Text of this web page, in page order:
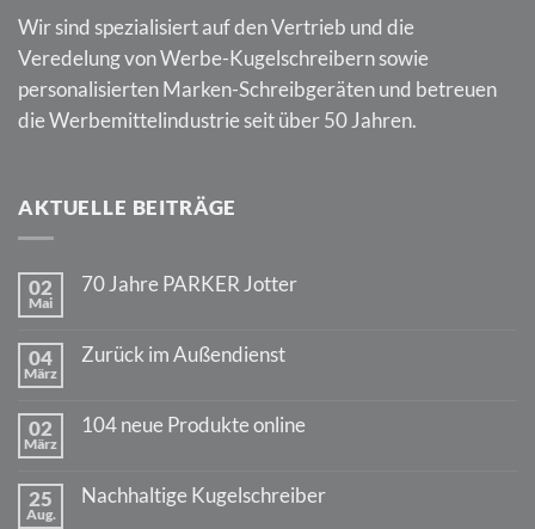
Wir sind spezialisiert auf den Vertrieb und die
Veredelung von Werbe-Kugelschreibern sowie
personalisierten Marken-Schreibgeräten und betreuen
die Werbemittelindustrie seit über 50 Jahren.
AKTUELLE BEITRÄGE
02
Mai
70 Jahre PARKER Jotter
70
04
März
Zurück im Außendienst
Zurück
02
März
104 neue Produkte online
104
25
Aug.
Nachhaltige Kugelschreiber